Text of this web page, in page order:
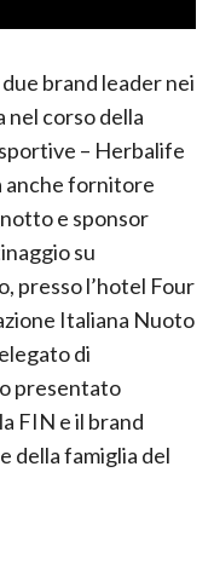
brand leader nei
corso della
– Herbalife
anche fornitore
e sponsor
su
presso l’hotel Four
Italiana Nuoto
di
presentato
FIN e il brand
della famiglia del